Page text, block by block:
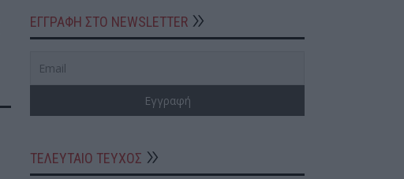
ΕΓΓΡΑΦΗ ΣΤΟ NEWSLETTER
ΤΕΛΕΥΤΑΙΟ ΤΕΥΧΟΣ